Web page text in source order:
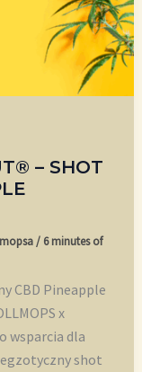
– SHOT
/ 6 minutes of
CBD Pineapple
x
wsparcia dla
egzotyczny shot